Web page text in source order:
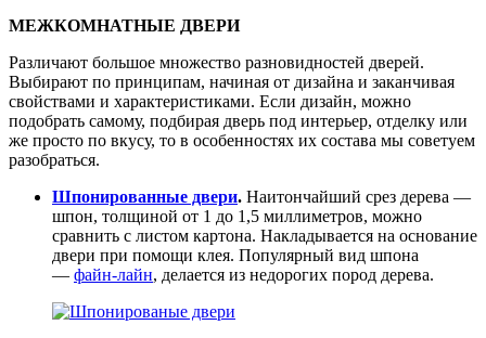
МЕЖКОМНАТНЫЕ ДВЕРИ
Различают большое множество разновидностей дверей.
Выбирают по принципам, начиная от дизайна и заканчивая
свойствами и характеристиками. Если дизайн, можно
подобрать самому, подбирая дверь под интерьер, отделку или
же просто по вкусу, то в особенностях их состава мы советуем
разобраться.
Шпонированные двери. Наитончайший срез дерева —
шпон, толщиной от 1 до 1,5 миллиметров, можно
сравнить с листом картона. Накладывается на основание
двери при помощи клея. Популярный вид шпона
— файн-лайн, делается из недорогих пород дерева.